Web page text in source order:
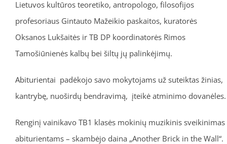
Lietuvos kultūros teoretiko, antropologo, filosofijos
profesoriaus Gintauto Mažeikio paskaitos, kuratorės
Oksanos Lukšaitės ir TB DP koordinatorės Rimos
Tamošiūnienės kalbų bei šiltų jų palinkėjimų.
Abiturientai padėkojo savo mokytojams už suteiktas žinias,
kantrybę, nuoširdų bendravimą, įteikė atminimo dovanėles.
Renginį vainikavo TB1 klasės mokinių muzikinis sveikinimas
abiturientams – skambėjo daina „Another Brick in the Wall“.